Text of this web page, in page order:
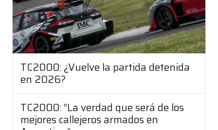
TC2000: ¿Vuelve la partida detenida
en 2026?
TC2000: “La verdad que será de los
mejores callejeros armados en